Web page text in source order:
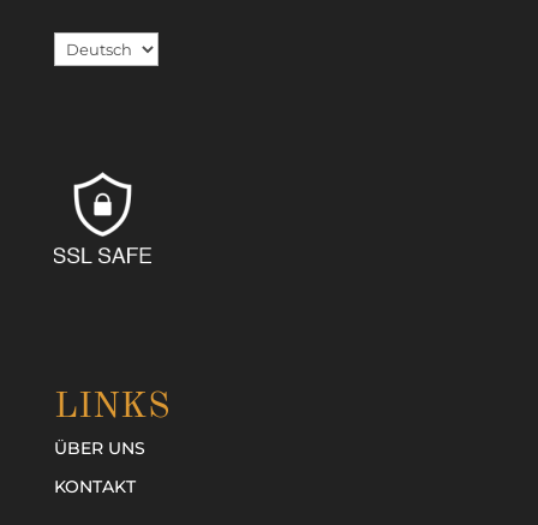
Sprache
auswählen
LINKS
ÜBER UNS
KONTAKT